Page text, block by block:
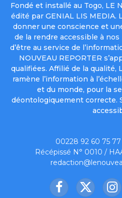
Fondé et installé au Togo, LE
édité par GENIAL LIS MEDIA.
donner une conscience et
de la rendre accessible à
d’être au service de
NOUVEAU REPORTER
qualifiées. Affilié de la qualité,
ramène l’information à
et du monde, pour la
déontologiquement correcte.
00228 92 60 75
Récépissé N° 0010 /
Facebook
X